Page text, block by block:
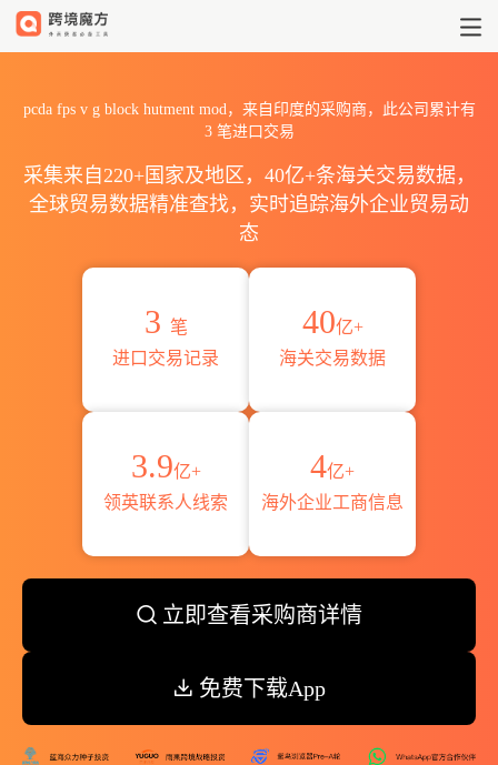
pcda fps v g block hutment mod，来自印度的采购商，此公司累计有
3笔进口交易
采集来自220+国家及地区，40亿+条海关交易数据，
全球贸易数据精准查找，实时追踪海外企业贸易动
态
3 笔
进口交易记录
40亿+
海关交易数据
3.9亿+
领英联系人线索
4亿+
海外企业工商信息
立即查看采购商详情
免费下载App